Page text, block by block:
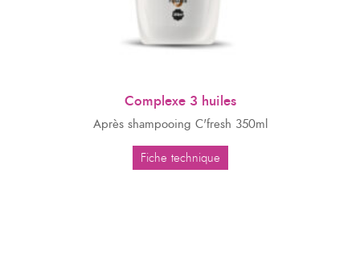
Complexe 3 huiles
Après shampooing C'fresh 350ml
Fiche technique